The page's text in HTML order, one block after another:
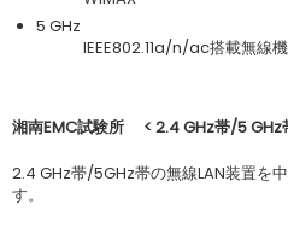
5 GHz
IEEE802.11a/n/ac搭載無線機
湘南EMC試験所 < 2.4 GHz帯/5 GHz
2.4 GHz帯/5GHz帯の無線LAN装置を
す。